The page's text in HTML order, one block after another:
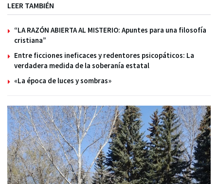
LEER TAMBIÉN
“LA RAZÓN ABIERTA AL MISTERIO: Apuntes para una filosofía
cristiana”
Entre ficciones ineficaces y redentores psicopáticos: La
verdadera medida de la soberanía estatal
«La época de luces y sombras»